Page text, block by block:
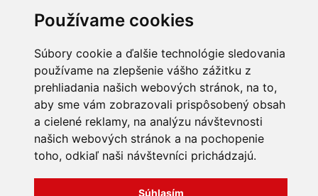
Používame cookies
Súbory cookie a ďalšie technológie sledovania
používame na zlepšenie vášho zážitku z
prehliadania našich webových stránok, na to,
aby sme vám zobrazovali prispôsobený obsah
a cielené reklamy, na analýzu návštevnosti
našich webových stránok a na pochopenie
toho, odkiaľ naši návštevníci prichádzajú.
Súhlasím
Rozměr A: 380 mm
Rozměr B: 330 mm
INFORMÁCIE